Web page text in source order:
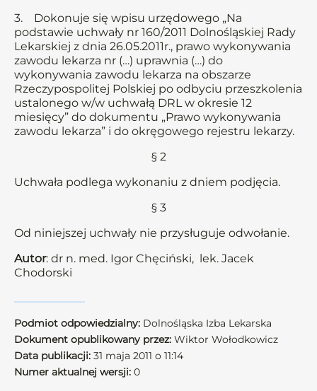
3. Dokonuje się wpisu urzędowego „Na
podstawie uchwały nr 160/2011 Dolnośląskiej Rady
Lekarskiej z dnia 26.05.2011r., prawo wykonywania
zawodu lekarza nr (…) uprawnia (…) do
wykonywania zawodu lekarza na obszarze
Rzeczypospolitej Polskiej po odbyciu przeszkolenia
ustalonego w/w uchwałą DRL w okresie 12
miesięcy” do dokumentu „Prawo wykonywania
zawodu lekarza” i do okręgowego rejestru lekarzy.
§ 2
Uchwała podlega wykonaniu z dniem podjęcia.
§ 3
Od niniejszej uchwały nie przysługuje odwołanie.
Autor: dr n. med. Igor Chęciński, lek. Jacek
Chodorski
Podmiot odpowiedzialny: Dolnośląska Izba Lekarska
Dokument opublikowany przez: Wiktor Wołodkowicz
Data publikacji: 31 maja 2011 o 11:14
Numer aktualnej wersji: 0